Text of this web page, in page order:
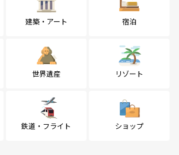
建築・アート 宿泊
世界遺産 リゾート
鉄道・フライト ショップ